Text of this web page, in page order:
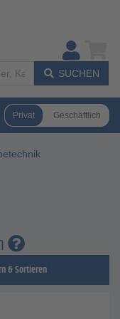
SUCHEN
Privat Geschäftlich
& Sortieren